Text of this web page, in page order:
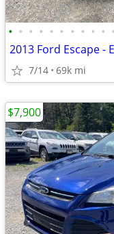
• • • • • • • • • • •
2013 Ford Escape -
7/14 69k mi
$7,900